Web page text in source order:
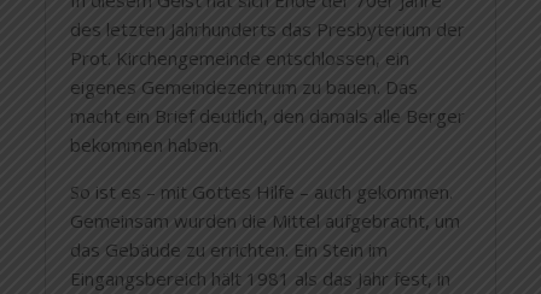
des letzten Jahrhunderts das Presbyterium der
Prot. Kirchengemeinde entschlossen, ein
eigenes Gemeindezentrum zu bauen. Das
macht ein Brief deutlich, den damals alle Berger
bekommen haben.
So ist es – mit Gottes Hilfe – auch gekommen.
Gemeinsam wurden die Mittel aufgebracht, um
das Gebäude zu errichten. Ein Stein im
Eingangsbereich hält 1981 als das Jahr fest, in